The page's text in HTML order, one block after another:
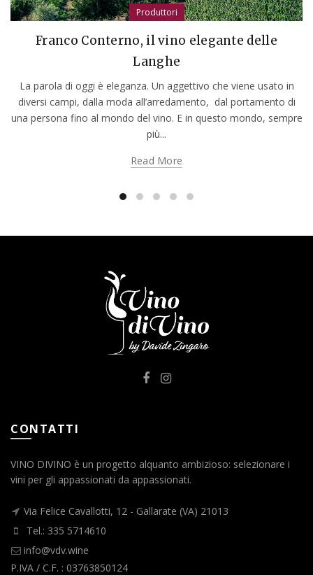
Produttori
Franco Conterno, il vino elegante delle
Langhe
La parola di oggi è eleganza. Un aggettivo che viene usato in
diversi campi, dalla moda all’arredamento, dal portamento di
una persona fino al mondo del vino. E in questo mondo, sempre
più...
Read More
CONTATTI
VINO DIVINO è un progetto alquanto ambizioso: selezionare i
vini per gli appassionati da appassionati.
Via Felice Cavallotti, 12 - Gallarate (VA) 21013
Tel.: 335 5714610
info@vdv.wine
P.IVA / C.F. : 03763850124